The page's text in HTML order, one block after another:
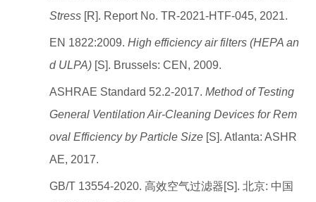
Stress [R]. Report No. TR-2021-HTF-045, 2021.
EN 1822:2009. High efficiency air filters (HEPA an
d ULPA) [S]. Brussels: CEN, 2009.
ASHRAE Standard 52.2-2017. Method of Testing
General Ventilation Air-Cleaning Devices for Rem
oval Efficiency by Particle Size [S]. Atlanta: ASHR
AE, 2017.
GB/T 13554-2020. 高效空气过滤器[S]. 北京: 中国